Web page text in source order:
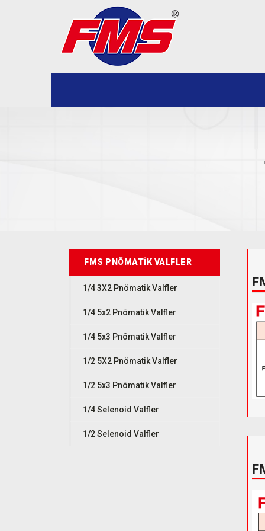
FMS PNÖMATİK VALFLER
1/4 3X2 Pnömatik Valfler
1/4 5x2 Pnömatik Valfler
1/4 5x3 Pnömatik Valfler
1/2 5X2 Pnömatik Valfler
1/2 5x3 Pnömatik Valfler
1/4 Selenoid Valfler
1/2 Selenoid Valfler